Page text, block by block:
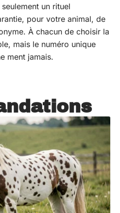
seulement un rituel
pour votre animal, de
À chacun de choisir la
mais le numéro unique
ment jamais.